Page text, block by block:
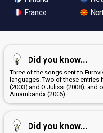
France
Did you know...
Three of the songs sent to
languages. Two of these entries
(2003) and O Julissi (2008); and
Amambanda (2006)
Did you know...